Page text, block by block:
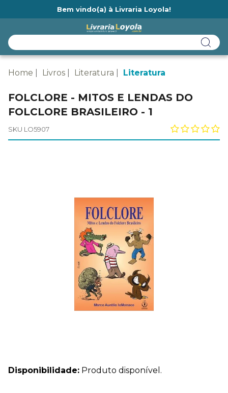
Bem vindo(a) à Livraria Loyola!
Home Livros Literatura Literatura
FOLCLORE - MITOS E LENDAS DO
FOLCLORE BRASILEIRO - 1
SKU LO5907
Disponibilidade: Produto disponível.